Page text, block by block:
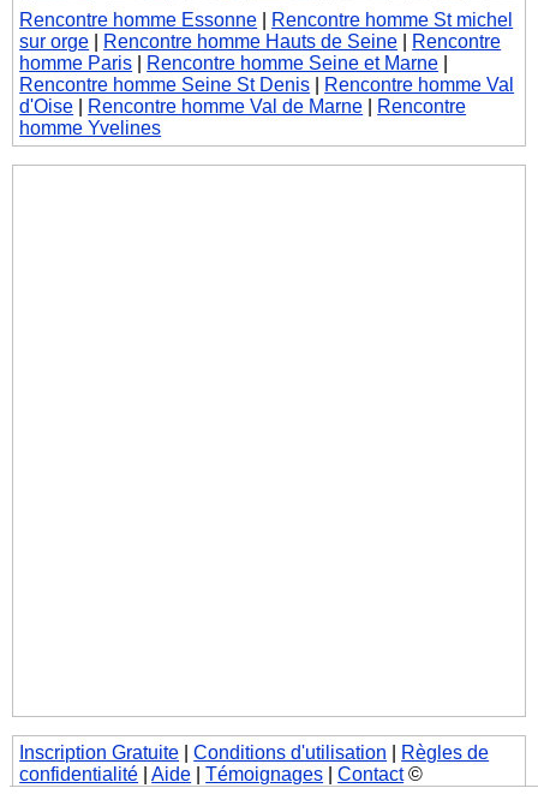
Rencontre homme Essonne
Rencontre homme St michel
sur orge
Rencontre homme Hauts de Seine
Rencontre
homme Paris
Rencontre homme Seine et Marne
Rencontre homme Seine St Denis
Rencontre homme Val
d'Oise
Rencontre homme Val de Marne
Rencontre
homme Yvelines
Inscription Gratuite |Conditions d'utilisation
Règles de
confidentialité |Aide |Témoignages |Contact©